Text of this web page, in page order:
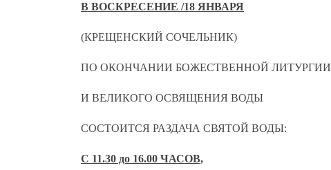
В ВОСКРЕСЕНИЕ /18 ЯНВАРЯ
(КРЕЩЕНСКИЙ СОЧЕЛЬНИК)
ПО ОКОНЧАНИИ БОЖЕСТВЕННОЙ ЛИТУРГИИ
И ВЕЛИКОГО ОСВЯЩЕНИЯ ВОДЫ
СОСТОИТСЯ РАЗДАЧА СВЯТОЙ ВОДЫ:
С 11.30 до 16.00 ЧАСОВ,